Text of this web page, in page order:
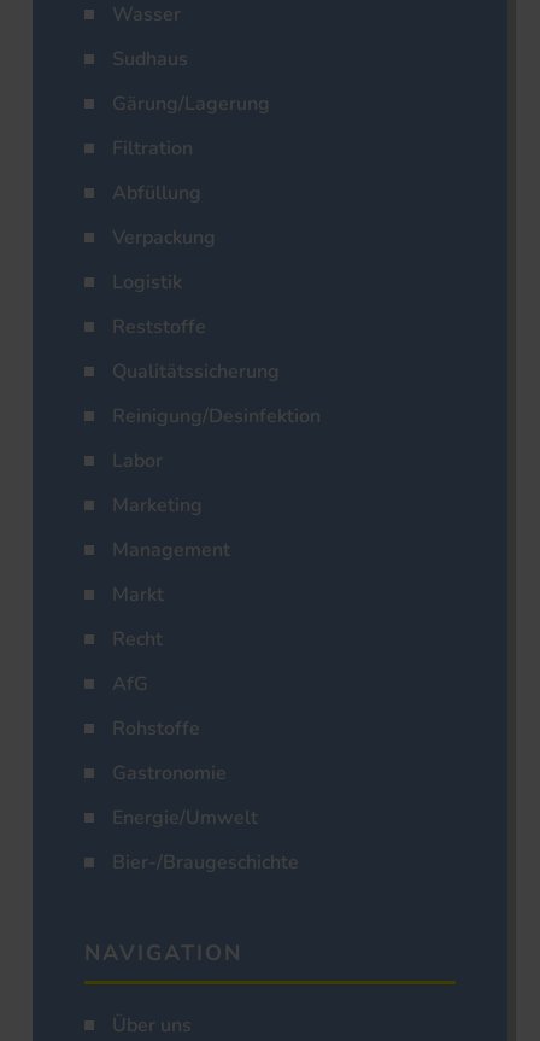
Wasser
Sudhaus
Gärung/Lagerung
Filtration
Abfüllung
Verpackung
Logistik
Reststoffe
Qualitätssicherung
Reinigung/Desinfektion
Labor
Marketing
Management
Markt
Recht
AfG
Rohstoffe
Gastronomie
Energie/Umwelt
Bier-/Braugeschichte
NAVIGATION
Über uns